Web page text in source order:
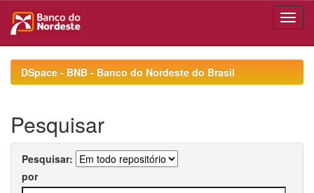
navigationDSpace - BNB - Banco do Nordeste do Brasil
Pesquisar
Pesquisar:
por